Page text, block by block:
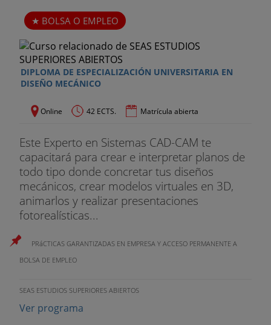
BOLSA O EMPLEO
DIPLOMA DE ESPECIALIZACIÓN UNIVERSITARIA EN
DISEÑO MECÁNICO
Online 42 ECTS. Matrícula abierta
Este Experto en Sistemas CAD-CAM te
capacitará para crear e interpretar planos de
todo tipo donde concretar tus diseños
mecánicos, crear modelos virtuales en 3D,
animarlos y realizar presentaciones
fotorealísticas...
PRáCTICAS GARANTIZADAS EN EMPRESA Y ACCESO PERMANENTE A
BOLSA DE EMPLEO
SEAS ESTUDIOS SUPERIORES ABIERTOS
Ver programa